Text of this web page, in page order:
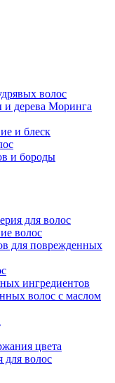
волос
дерева Моринга
и блеск
и бороды
для волос
волос
для поврежденных
ингредиентов
волос с маслом
цвета
для волос